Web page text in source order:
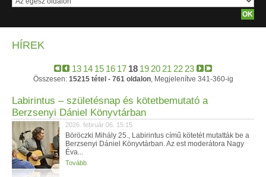
HÍREK
13 14 15 16 17 18 19 20 21 22 23
Összesen: 15215 tétel - 761 oldalon, Megjelenítve 341-360-ig
Labirintus – születésnap és kötetbemutató a
Berzsenyi Dániel Könyvtárban
2026. február 06. 15:15
Böröczki Mihály 25., Labirintus című kötetét mutatták be a
Berzsenyi Dániel Könyvtárban. Az est moderátora Nagy
Éva...
Tovább